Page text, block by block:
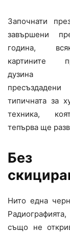
Започнати
завършени
година,
картините
дузина
типичната за
техника,
тепърва ще
Без
Нито една
също не